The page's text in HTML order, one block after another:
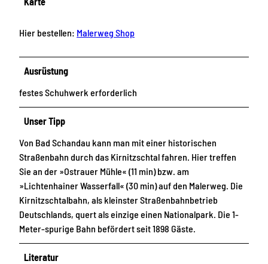
Hier bestellen: Malerweg Shop
Ausrüstung
festes Schuhwerk erforderlich
Unser Tipp
Von Bad Schandau kann man mit einer historischen
Straßenbahn durch das Kirnitzschtal fahren. Hier treffen
Sie an der »Ostrauer Mühle« (11 min) bzw. am
»Lichtenhainer Wasserfall« (30 min) auf den Malerweg. Die
Kirnitzschtalbahn, als kleinster Straßenbahnbetrieb
Deutschlands, quert als einzige einen Nationalpark. Die 1-
Meter-spurige Bahn befördert seit 1898 Gäste.
Literatur